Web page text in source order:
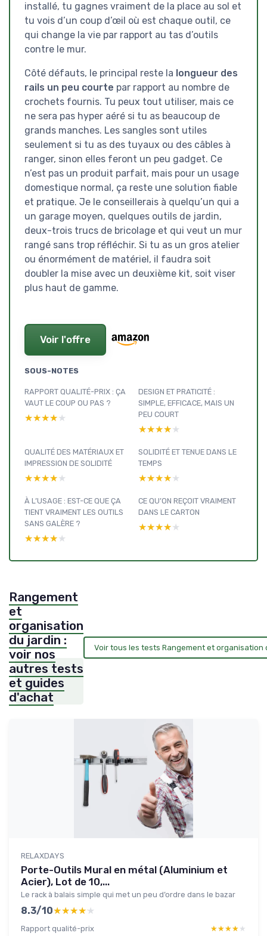
installé, tu gagnes vraiment de la place au sol et
tu vois d’un coup d’œil où est chaque outil, ce
qui change la vie par rapport au tas d’outils
contre le mur.
Côté défauts, le principal reste la longueur des
rails un peu courte par rapport au nombre de
crochets fournis. Tu peux tout utiliser, mais ce
ne sera pas hyper aéré si tu as beaucoup de
grands manches. Les sangles sont utiles
seulement si tu as des tuyaux ou des câbles à
ranger, sinon elles feront un peu gadget. Ce
n’est pas un produit parfait, mais pour un usage
domestique normal, ça reste une solution fiable
et pratique. Je le conseillerais à quelqu’un qui a
un garage moyen, quelques outils de jardin,
deux-trois trucs de bricolage et qui veut un mur
rangé sans trop réfléchir. Si tu as un gros atelier
ou énormément de matériel, il faudra soit
doubler la mise avec un deuxième kit, soit viser
plus haut de gamme.
Voir l'offre
SOUS-NOTES
RAPPORT QUALITÉ-PRIX : ÇA
VAUT LE COUP OU PAS ?
★★★★★
★★★★★
DESIGN ET PRATICITÉ :
SIMPLE, EFFICACE, MAIS UN
PEU COURT
★★★★★
★★★★★
QUALITÉ DES MATÉRIAUX ET
IMPRESSION DE SOLIDITÉ
★★★★★
★★★★★
SOLIDITÉ ET TENUE DANS LE
TEMPS
★★★★★
★★★★★
À L’USAGE : EST-CE QUE ÇA
TIENT VRAIMENT LES OUTILS
SANS GALÈRE ?
★★★★★
★★★★★
CE QU’ON REÇOIT VRAIMENT
DANS LE CARTON
★★★★★
★★★★★
Rangement
et
organisation
du jardin :
voir nos
autres tests
et guides
d'achat
Voir tous les tests Rangement et
RELAXDAYS
Porte-Outils Mural en métal (Aluminium et
Acier), Lot de 10,...
Le rack à balais simple qui met un peu d’ordre dans le bazar
8.3/10★★★★★
★★★★★
Rapport qualité-prix ★★★★★
★★★★★